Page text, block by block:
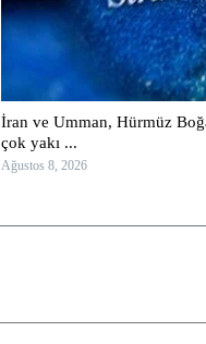
İran ve Umman, Hürmüz
çok yakı ...
Ağustos 8, 2026